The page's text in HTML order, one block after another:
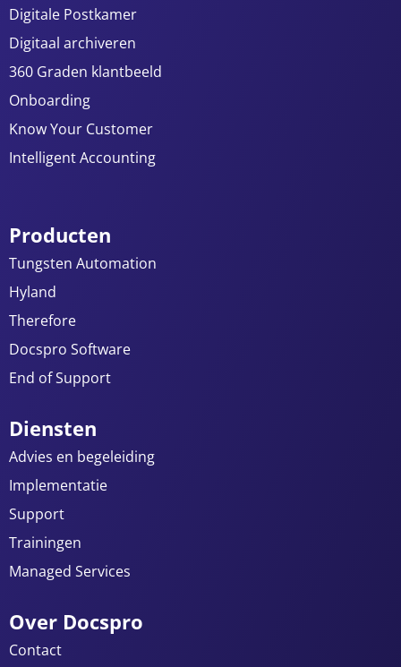
Digitale Postkamer
Digitaal archiveren
360 Graden klantbeeld
Onboarding
Know Your Customer
Intelligent Accounting
Producten
Tungsten Automation
Hyland
Therefore
Docspro Software
End of Support
Diensten
Advies en begeleiding
Implementatie
Support
Trainingen
Managed Services
Over Docspro
Contact